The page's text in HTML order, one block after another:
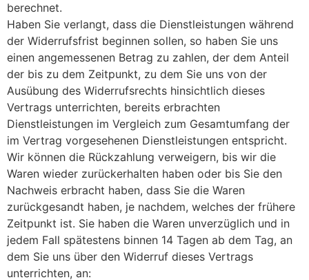
berechnet.
Haben Sie verlangt, dass die Dienstleistungen während
der Widerrufsfrist beginnen sollen, so haben Sie uns
einen angemessenen Betrag zu zahlen, der dem Anteil
der bis zu dem Zeitpunkt, zu dem Sie uns von der
Ausübung des Widerrufsrechts hinsichtlich dieses
Vertrags unterrichten, bereits erbrachten
Dienstleistungen im Vergleich zum Gesamtumfang der
im Vertrag vorgesehenen Dienstleistungen entspricht.
Wir können die Rückzahlung verweigern, bis wir die
Waren wieder zurückerhalten haben oder bis Sie den
Nachweis erbracht haben, dass Sie die Waren
zurückgesandt haben, je nachdem, welches der frühere
Zeitpunkt ist. Sie haben die Waren unverzüglich und in
jedem Fall spätestens binnen 14 Tagen ab dem Tag, an
dem Sie uns über den Widerruf dieses Vertrags
unterrichten, an: